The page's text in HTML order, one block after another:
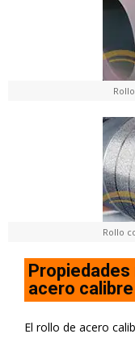
Rollo
acero
El rollo de acero